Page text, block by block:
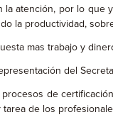
la atención, por lo
la productividad,
mas trabajo y
del
de
de los